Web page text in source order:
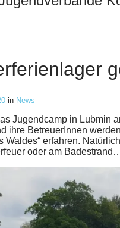
in News
Jugendcamp in Lubmin
ihre BetreuerInnen
Waldes“ erfahren.
oder am